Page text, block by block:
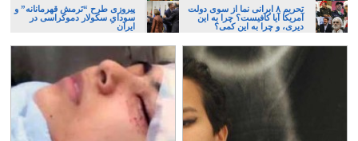
تحریم ۸ ایرانی نما از سوی دولت
آمریکا آیا کافیست؟ چرا به این
دیری، و چرا به این کمی؟
پیروزی طرح “نَرمش قهرمانانه” و
سودایِ سکولار دموکراسی در
ایران